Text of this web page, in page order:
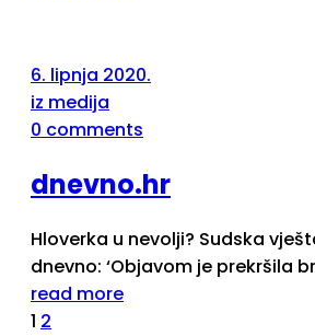
6. lipnja 2020.
iz medija
0 comments
dnevno.hr
Hloverka u nevolji? Sudska
dnevno: ‘Objavom je prekršila
read more
1 2